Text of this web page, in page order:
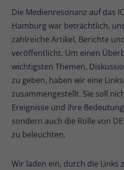
Die Medienresonanz auf das
Hamburg war beträchtlich,
zahlreiche Artikel, Berichte
veröffentlicht. Um einen
wichtigsten Themen,
zu geben, haben wir eine
zusammengestellt. Sie soll
Ereignisse und ihre
sondern auch die Rolle von
zu beleuchten.
Wir laden ein, durch die Links
Zweck
Kurzlebige
Daten für den
werden.